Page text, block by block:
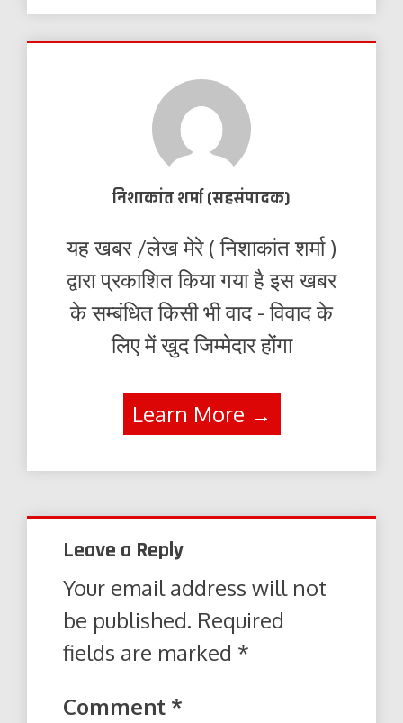
निशाकांत शर्मा (सहसंपादक)
यह खबर /लेख मेरे ( निशाकांत शर्मा )
द्वारा प्रकाशित किया गया है इस खबर
के सम्बंधित किसी भी वाद - विवाद के
लिए में खुद जिम्मेदार होंगा
Learn More →
Leave a Reply
Your email address will not
be published. Required
fields are marked *
Comment *